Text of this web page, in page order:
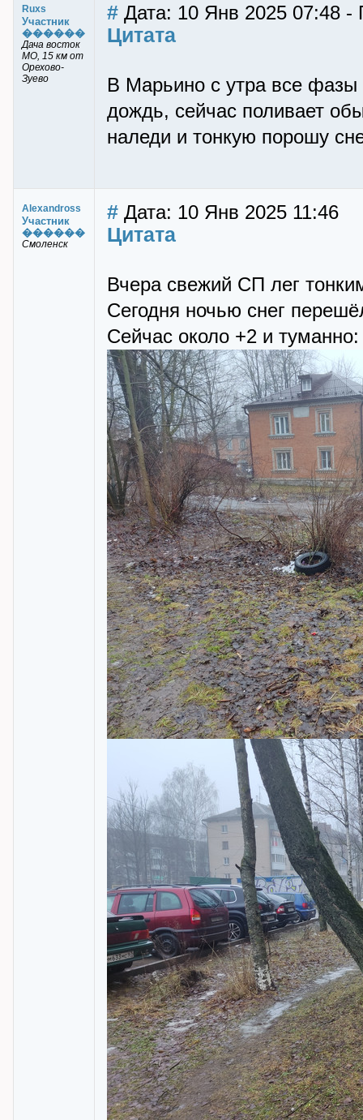
Ruxs
Участник
������
Дача восток
МО, 15 км от
Орехово-
Зуево
# Дата: 10 Янв 2025 07:48 -
Цитата
В Марьино с утра все фазы
дождь, сейчас поливает
наледи и тонкую порошу
Alexandross
Участник
������
Смоленск
# Дата: 10 Янв 2025 11:46
Цитата
Вчера свежий СП лег
Сегодня ночью снег
Сейчас около +2 и туманно: